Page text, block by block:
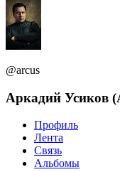
@arcus
Аркадий Усиков
Профиль
Лента
Связь
Альбомы